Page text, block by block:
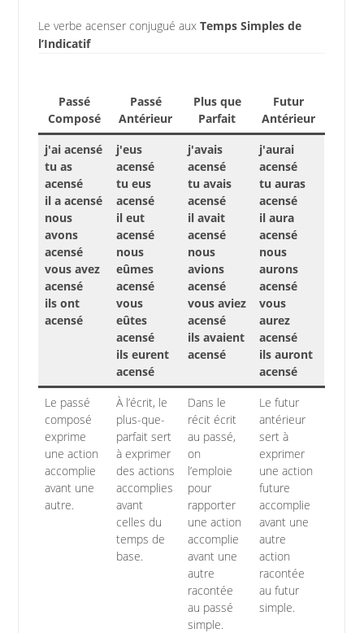
Le verbe acenser conjugué aux Temps Simples de
l’Indicatif
Passé
Composé
Passé
Antérieur
Plus que
Parfait
Futur
Antérieur
j'ai acensé
tu as
acensé
il a acensé
nous
avons
acensé
vous avez
acensé
ils ont
acensé
j'eus
acensé
tu eus
acensé
il eut
acensé
nous
eûmes
acensé
vous
eûtes
acensé
ils eurent
acensé
j'avais
acensé
tu avais
acensé
il avait
acensé
nous
avions
acensé
vous aviez
acensé
ils avaient
acensé
j'aurai
acensé
tu auras
acensé
il aura
acensé
nous
aurons
acensé
vous
aurez
acensé
ils auront
acensé
Le passé
composé
exprime
une action
accomplie
avant une
autre.
À l’écrit, le
plus-que-
parfait sert
à exprimer
des actions
accomplies
avant
celles du
temps de
base.
Dans le
récit écrit
au passé,
on
l’emploie
pour
rapporter
une action
accomplie
avant une
autre
racontée
au passé
simple.
Le futur
antérieur
sert à
exprimer
une action
future
accomplie
avant une
autre
action
racontée
au futur
simple.